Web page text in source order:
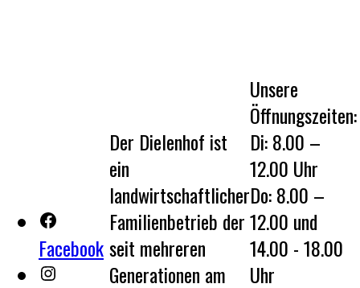
Facebook
Der Dielenhof ist
ein
landwirtschaftlicher
Familienbetrieb der
seit mehreren
Generationen am
Unsere
Öffnungszeiten:
Di: 8.00 –
12.00 Uhr
Do: 8.00 –
12.00 und
14.00 - 18.00
Uhr